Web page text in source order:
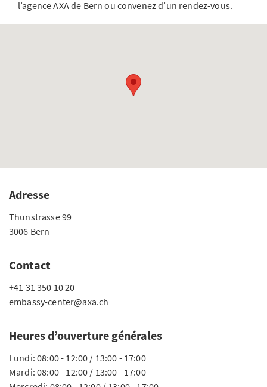
l’agence AXA de Bern ou convenez d’un rendez-vous.
Adresse
Thunstrasse 99
3006 Bern
Contact
+41 31 350 10 20
embassy-center@axa.ch
Heures d’ouverture générales
Lundi: 08:00 - 12:00 / 13:00 - 17:00
Mardi: 08:00 - 12:00 / 13:00 - 17:00